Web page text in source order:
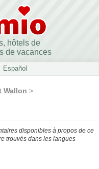
hôtels de
de vacances
Español
Wallon >
disponibles à propos de ce
trouvés dans les langues